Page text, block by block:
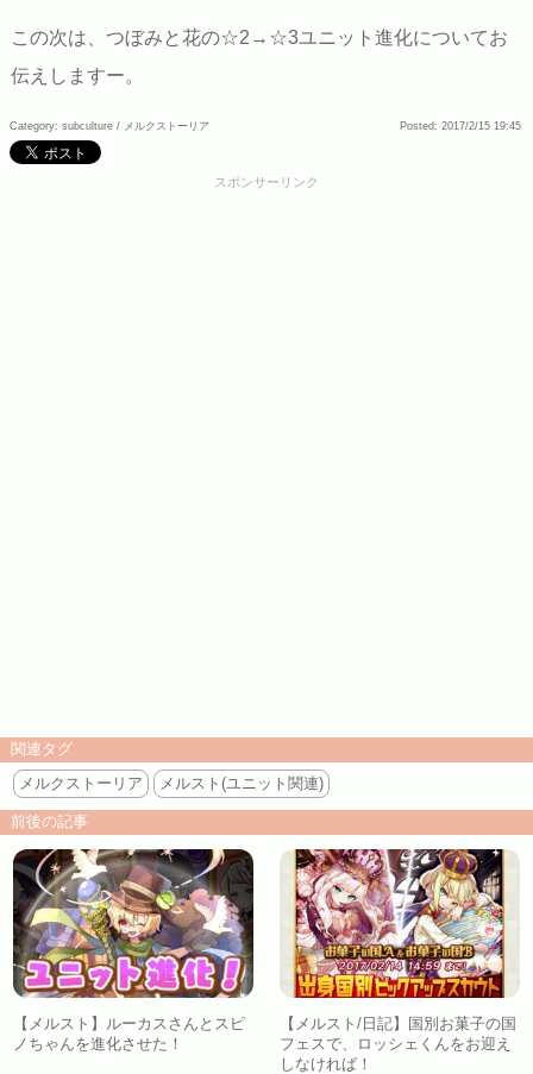
この次は、つぼみと花の☆2→☆3ユニット進化についてお
伝えしますー。
Category: subculture / メルクストーリア Posted: 2017/2/15 19:45
スポンサーリンク
関連タグ
メルクストーリア
メルスト(ユニット関連)
前後の記事
【メルスト】ルーカスさんとスピ
ノちゃんを進化させた！
【メルスト/日記】国別お菓子の国
フェスで、ロッシェくんをお迎え
しなければ！